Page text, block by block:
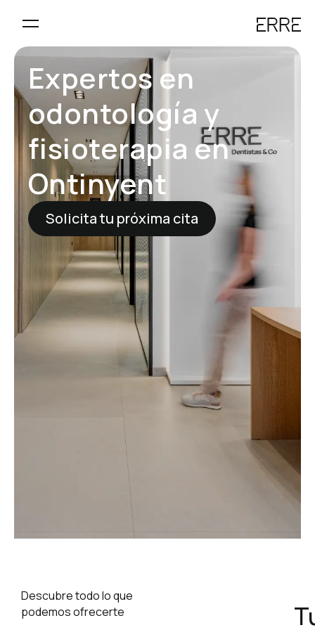
Expertos en
odontología y
fisioterapia en
Ontinyent
Solicita tu próxima cita
Descubre todo lo que
podemos ofrecerte